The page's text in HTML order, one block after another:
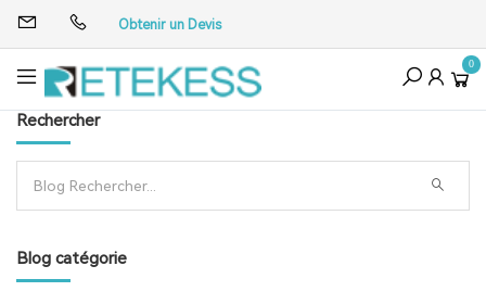
Obtenir un Devis
0
Rechercher
Blog catégorie